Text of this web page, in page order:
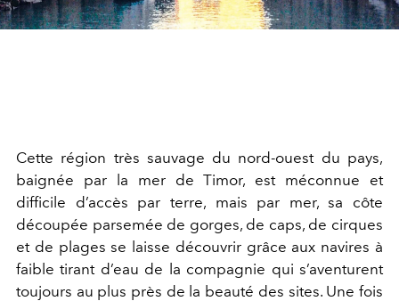
Cette région très sauvage du nord-ouest du pays,
baignée par la mer de Timor, est méconnue et
difficile d’accès par terre, mais par mer, sa côte
découpée parsemée de gorges, de caps, de cirques
et de plages se laisse découvrir grâce aux navires à
faible tirant d’eau de la compagnie qui s’aventurent
toujours au plus près de la beauté des sites. Une fois